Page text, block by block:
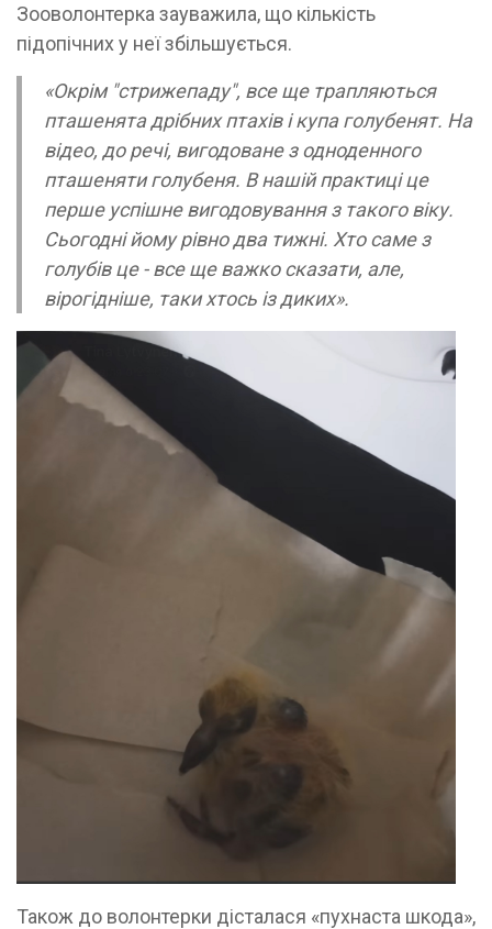
Зооволонтерка зауважила, що кількість
підопічних у неї збільшується.
«Окрім "стрижепаду", все ще трапляються
пташенята дрібних птахів і купа голубенят. На
відео, до речі, вигодоване з одноденного
пташеняти голубеня. В нашій практиці це
перше успішне вигодовування з такого віку.
Сьогодні йому рівно два тижні. Хто саме з
голубів це - все ще важко сказати, але,
вірогідніше, таки хтось із диких».
Також до волонтерки дісталася «пухнаста шкода»,